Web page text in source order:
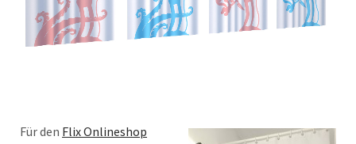
Für den Flix Onlineshop